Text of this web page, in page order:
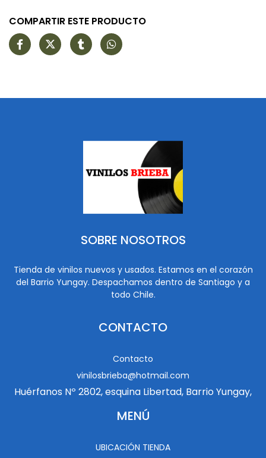
COMPARTIR ESTE PRODUCTO
SOBRE NOSOTROS
Tienda de vinilos nuevos y usados. Estamos en el corazón
del Barrio Yungay. Despachamos dentro de Santiago y a
todo Chile.
CONTACTO
Contacto
vinilosbrieba@hotmail.com
Huérfanos Nº 2802, esquina Libertad, Barrio Yungay,
MENÚ
UBICACIÓN TIENDA